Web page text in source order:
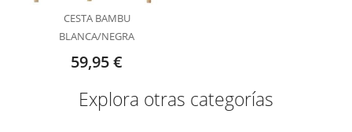
CESTA BAMBU
BLANCA/NEGRA
59X32X32CM
59,95 €
Explora otras categorías